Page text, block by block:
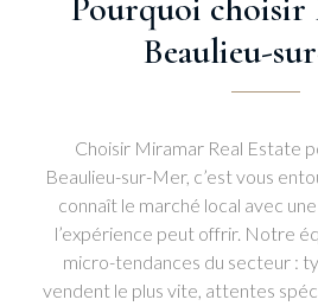
Pourquoi choisir
Beaulieu-
Choisir Miramar Real Estate
Beaulieu-sur-Mer, c’est vous
connaît le marché local avec
l’expérience peut offrir. Notre
micro-tendances du secteur :
vendent le plus vite, attentes